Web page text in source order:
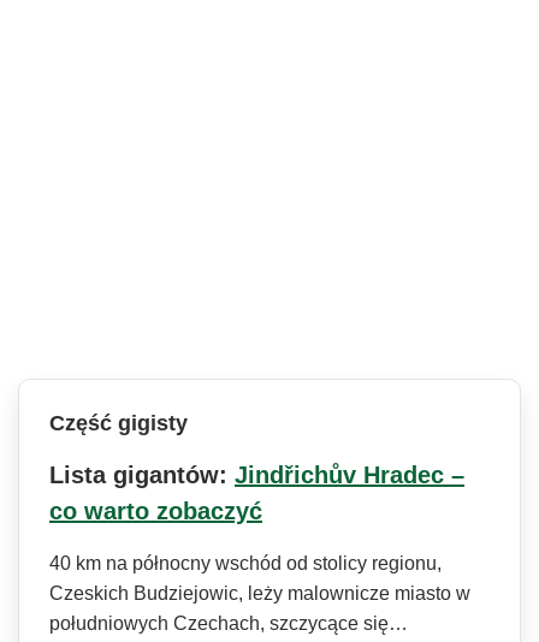
Część gigisty
Lista gigantów: Jindřichův Hradec –
co warto zobaczyć
40 km na północny wschód od stolicy regionu,
Czeskich Budziejowic, leży malownicze miasto w
południowych Czechach, szczycące się…